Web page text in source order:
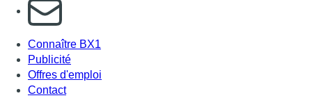
S'abonner à notre newsletter
Connaître BX1
Publicité
Offres d'emploi
Contact